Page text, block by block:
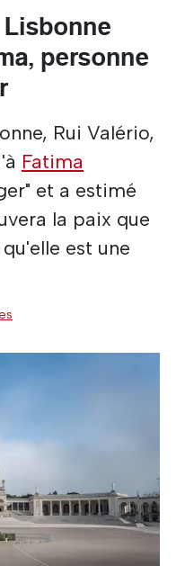
personne
Rui Valério,
Fatima
et a estimé
la paix que
est une